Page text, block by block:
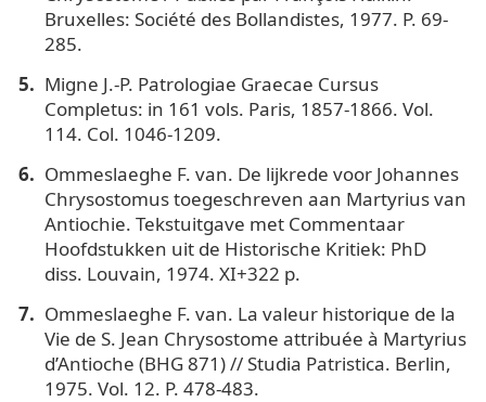
Bruxelles: Société des Bollandistes, 1977. P. 69-
285.
Migne J.-P. Patrologiae Graecae Cursus
Completus: in 161 vols. Paris, 1857-1866. Vol.
114. Col. 1046-1209.
Ommeslaeghe F. van. De lijkrede voor Johannes
Chrysostomus toegeschreven aan Martyrius van
Antiochie. Tekstuitgave met Commentaar
Hoofdstukken uit de Historische Kritiek: PhD
diss. Louvain, 1974. XI+322 р.
Ommeslaeghe F. van. La valeur historique de la
Vie de S. Jean Chrysostome attribuée à Martyrius
d’Antiochе (BHG 871) // Studia Patristica. Berlin,
1975. Vol. 12. P. 478-483.